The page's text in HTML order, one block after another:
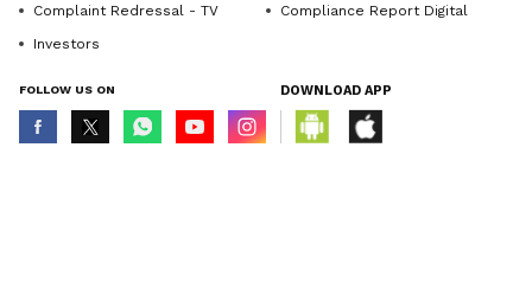
Complaint Redressal - TV
Compliance Report Digital
Investors
FOLLOW US ON DOWNLOAD APP